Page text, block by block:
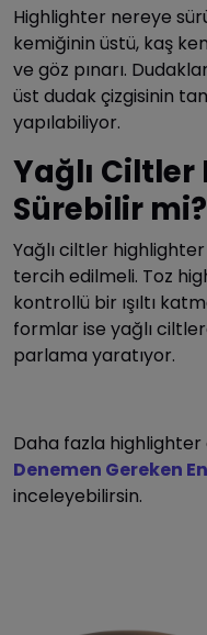
Highlighter nereye
kemiğinin üstü, kaş
ve göz pınarı.
üst dudak çizgisinin
yapılabiliyor.
Yağlı
Sürebilir mi?
Yağlı ciltler
tercih edilmeli. Toz
kontrollü bir ışıltı
formlar ise yağlı
parlama yaratıyor.
Daha fazla highlighter
Denemen Gereken
inceleyebilirsin.